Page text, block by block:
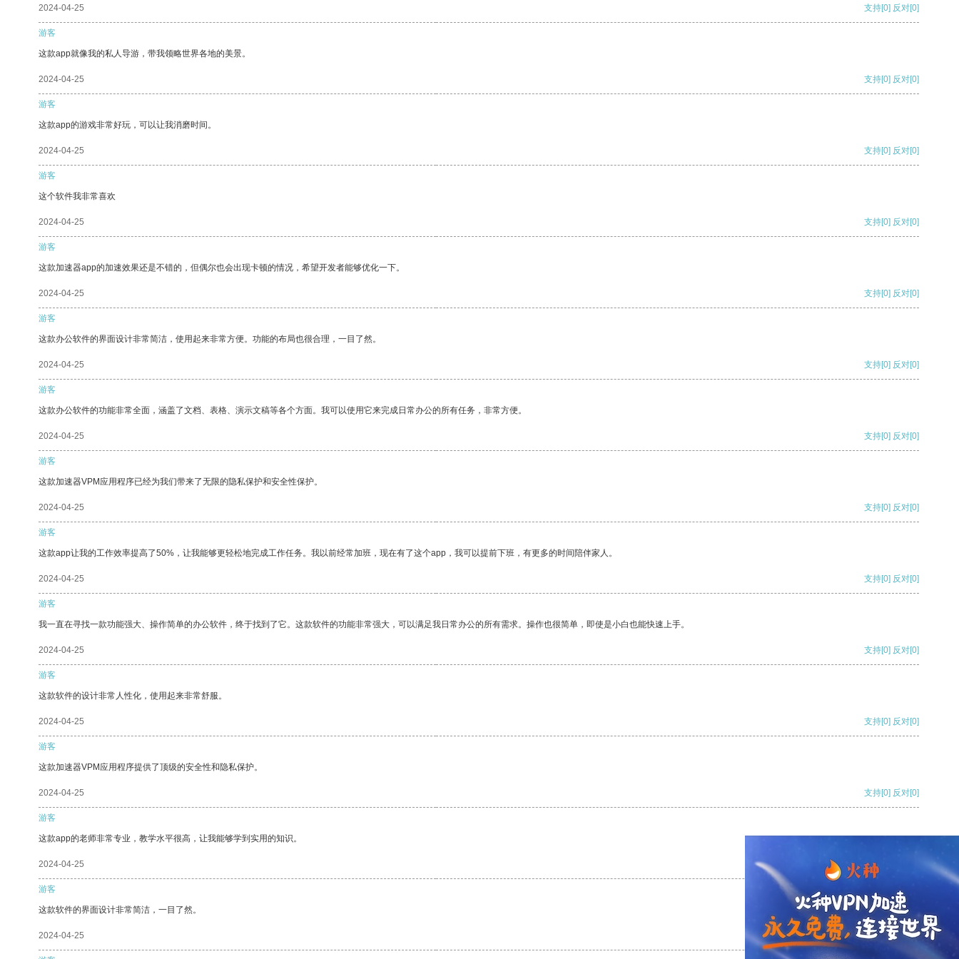
2024-04-25 支持[0] 反对[0]
游客
这款app就像我的私人导游，带我领略世界各地的美景。
2024-04-25 支持[0] 反对[0]
游客
这款app的游戏非常好玩，可以让我消磨时间。
2024-04-25 支持[0] 反对[0]
游客
这个软件我非常喜欢
2024-04-25 支持[0] 反对[0]
游客
这款加速器app的加速效果还是不错的，但偶尔也会出现卡顿的情况，希望开发者能够优化一下。
2024-04-25 支持[0] 反对[0]
游客
这款办公软件的界面设计非常简洁，使用起来非常方便。功能的布局也很合理，一目了然。
2024-04-25 支持[0] 反对[0]
游客
这款办公软件的功能非常全面，涵盖了文档、表格、演示文稿等各个方面。我可以使用它来完成日常办公的所有任务，非常方便。
2024-04-25 支持[0] 反对[0]
游客
这款加速器VPM应用程序已经为我们带来了无限的隐私保护和安全性保护。
2024-04-25 支持[0] 反对[0]
游客
这款app让我的工作效率提高了50%，让我能够更轻松地完成工作任务。我以前经常加班，现在有了这个app，我可以提前下班，有更多的时间陪伴家人。
2024-04-25 支持[0] 反对[0]
游客
我一直在寻找一款功能强大、操作简单的办公软件，终于找到了它。这款软件的功能非常强大，可以满足我日常办公的所有需求。操作也很简单，即使是小白也能快速上手。
2024-04-25 支持[0] 反对[0]
游客
这款软件的设计非常人性化，使用起来非常舒服。
2024-04-25 支持[0] 反对[0]
游客
这款加速器VPM应用程序提供了顶级的安全性和隐私保护。
2024-04-25 支持[0] 反对[0]
游客
这款app的老师非常专业，教学水平很高，让我能够学到实用的知识。
2024-04-25 支持
游客
这款软件的界面设计非常简洁，一目了然。
2024-04-25 支持[0] 反对[0]